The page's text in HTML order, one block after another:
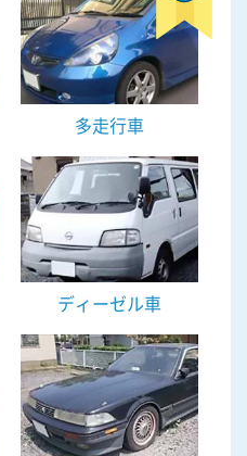
多走行車
ディーゼル車